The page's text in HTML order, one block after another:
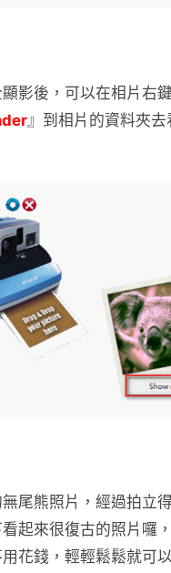
影後，可以在相片右
』到相片的資料夾去
尾熊照片，經過拍立
起來很復古的照片囉
花錢，輕輕鬆鬆就可